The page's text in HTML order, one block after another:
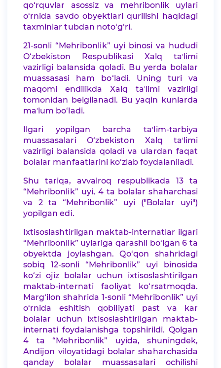
qo‘rquvlar asossiz va mehribonlik uylari
o‘rnida savdo obyektlari qurilishi haqidagi
taxminlar tubdan noto‘g‘ri.
21-sonli “Mehribonlik” uyi binosi va hududi
O‘zbekiston Respublikasi Xalq taʼlimi
vazirligi balansida qoladi. Bu yerda bolalar
muassasasi ham bo‘ladi. Uning turi va
maqomi endilikda Xalq taʼlimi vazirligi
tomonidan belgilanadi. Bu yaqin kunlarda
maʼlum bo‘ladi.
Ilgari yopilgan barcha taʼlim-tarbiya
muassasalari O‘zbekiston Xalq taʼlimi
vazirligi balansida qoladi va ulardan faqat
bolalar manfaatlarini ko‘zlab foydalaniladi.
Shu tariqa, avvalroq respublikada 13 ta
“Mehribonlik” uyi, 4 ta bolalar shaharchasi
va 2 ta “Mehribonlik” uyi ("Bolalar uyi")
yopilgan edi.
Ixtisoslashtirilgan maktab-internatlar ilgari
“Mehribonlik” uylariga qarashli bo‘lgan 6 ta
obyektda joylashgan. Qo‘qon shahridagi
sobiq 12-sonli “Mehribonlik” uyi binosida
ko‘zi ojiz bolalar uchun ixtisoslashtirilgan
maktab-internati faoliyat ko‘rsatmoqda.
Marg‘ilon shahrida 1-sonli “Mehribonlik” uyi
o‘rnida eshitish qobiliyati past va kar
bolalar uchun ixtisoslashtirilgan maktab-
internati foydalanishga topshirildi. Qolgan
4 ta “Mehribonlik” uyida, shuningdek,
Andijon viloyatidagi bolalar shaharchasida
qanday bolalar muassasalari ochilishi